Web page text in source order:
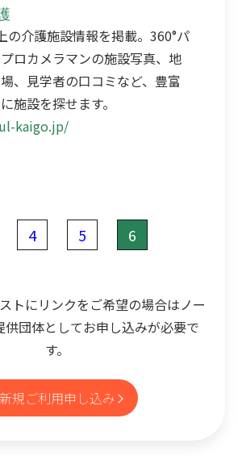
の介護施設情報を掲載。360°パ
ロカメラマンの施設写真、地
、見学者の口コミなど、豊富
施設を探せます。
kaigo.jp/
4 5 6
トにリンクをご希望の場合はノー
供団体としてお申し込みが必要で
す。
新規ご利用申し込み